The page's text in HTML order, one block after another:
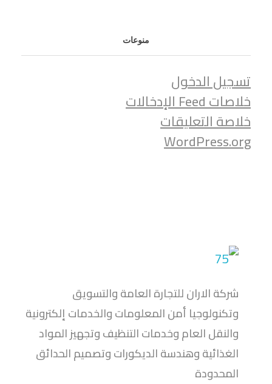
منوعات
تسجيل الدخول
خلاصات Feed الإدخالات
خلاصة التعليقات
WordPress.org
شركة الاران للتجارة العامة والتسويق
وتكنولوجيا أمن المعلومات والخدمات إلكترونية
والنقل العام وخدمات التنظيف وتجهيز المواد
الغذائية وهندسة الديكورات وتصميم الحدائق
المحدودة